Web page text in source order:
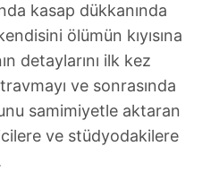
kasap dükkanında
ölümün kıyısına
detaylarını ilk kez
travmayı ve sonrasında
samimiyetle aktaran
ve stüdyodakilere